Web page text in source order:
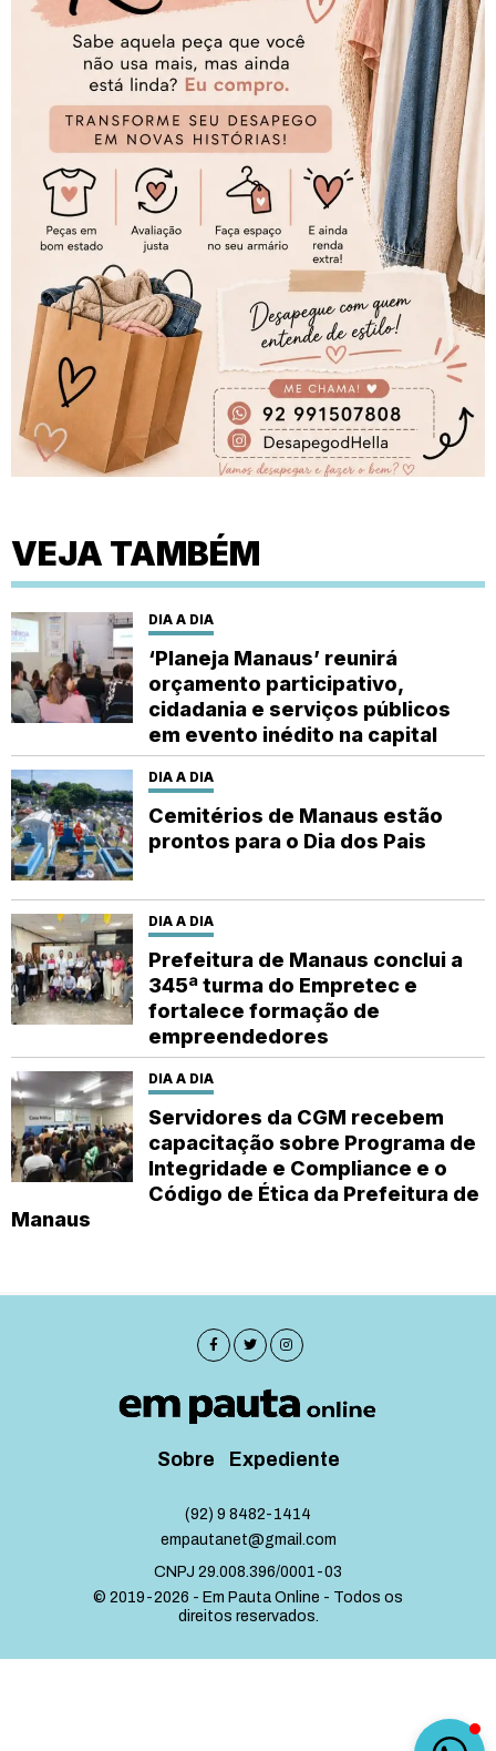
VEJA TAMBÉM
DIA A DIA
‘Planeja Manaus’ reunirá
orçamento participativo,
cidadania e serviços públicos
em evento inédito na capital
DIA A DIA
Cemitérios de Manaus estão
prontos para o Dia dos Pais
DIA A DIA
Prefeitura de Manaus conclui a
345ª turma do Empretec e
fortalece formação de
empreendedores
DIA A DIA
Servidores da CGM recebem
capacitação sobre Programa de
Integridade e Compliance e o
Código de Ética da Prefeitura de
Manaus
Sobre Expediente
(92) 9 8482-1414
empautanet@gmail.com
CNPJ 29.008.396/0001-03
© 2019-2026 - Em Pauta Online - Todos os
direitos reservados.